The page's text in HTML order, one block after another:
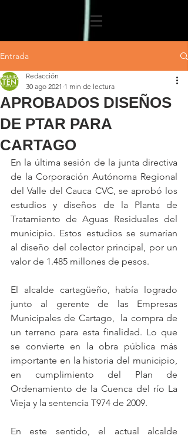
Entrada
APROBADOS DISEÑOS
DE PTAR PARA
CARTAGO
Redacción
30 ago 2021 1 min de lectura
En la última sesión de la junta directiva
de la Corporación Autónoma Regional
del Valle del Cauca CVC, se aprobó los
estudios y diseños de la Planta de
Tratamiento de Aguas Residuales del
municipio. Estos estudios se sumarían
al diseño del colector principal, por un
valor de 1.485 millones de pesos.
El alcalde cartagüeño, había logrado
junto al gerente de las Empresas
Municipales de Cartago,  la compra de
un terreno para esta finalidad. Lo que
se convierte en la obra pública más
importante en la historia del municipio,
en cumplimiento del Plan de
Ordenamiento de la Cuenca del río La
Vieja y la sentencia T974 de 2009.
En este sentido, el actual alcalde